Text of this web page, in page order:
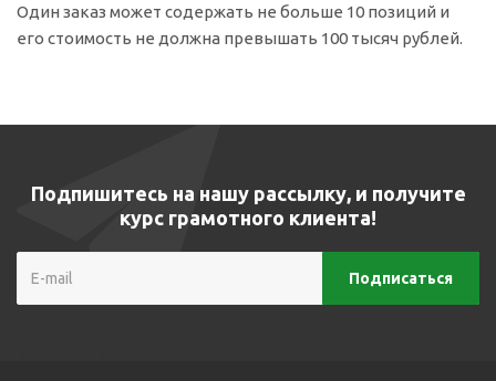
Один заказ может содержать не больше 10 позиций и
его стоимость не должна превышать 100 тысяч рублей.
Подпишитесь на нашу рассылку, и получите
курс грамотного клиента!